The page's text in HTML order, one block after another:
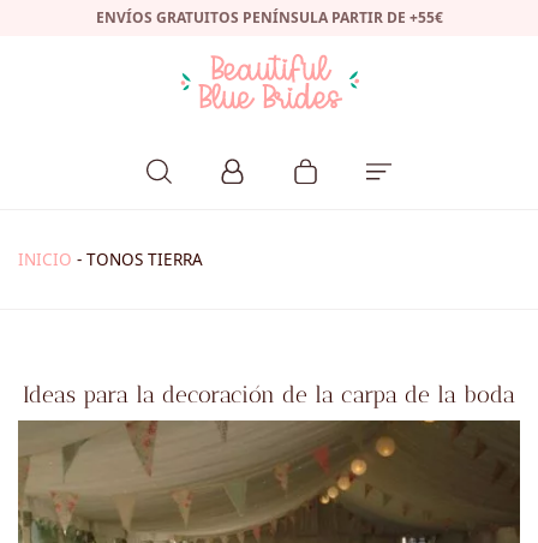
ENVÍOS GRATUITOS PENÍNSULA PARTIR DE +55€
INICIO - TONOS TIERRA
Ideas para la decoración de la carpa de la boda